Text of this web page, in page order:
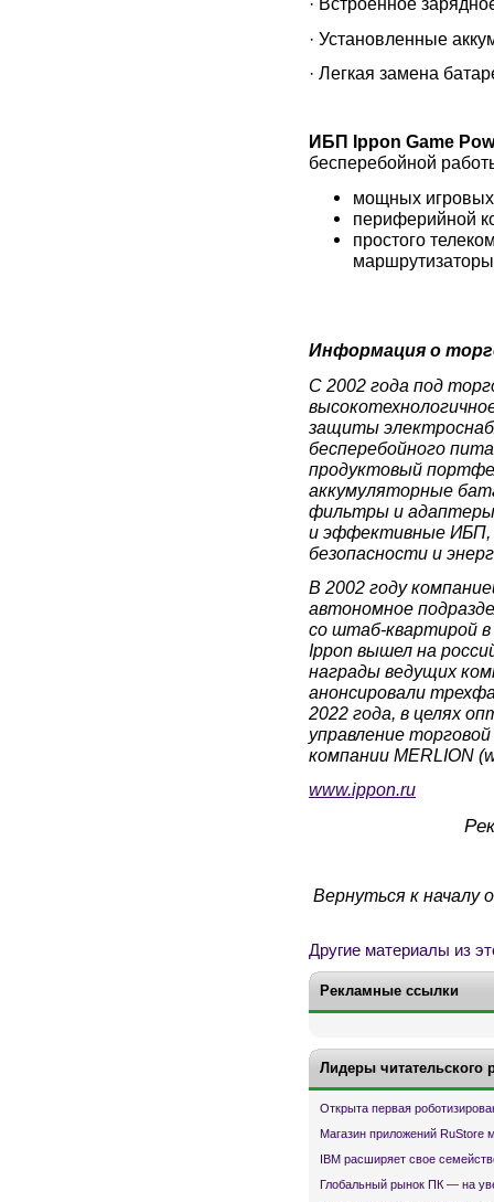
· Установленные
· Легкая замена
ИБП Ippon Game
бесперебойной
мощных игровых
периферийной
простого
Информация о
С 2002 года под
защиты
бесперебойного
продуктовый
аккумуляторные
фильтры и адаптеры
и эффективные ИБП,
безопасности и
В 2002 году
автономное
со штаб-квартирой
Ippon вышел на
награды ведущих
анонсировали
2022 года, в целях
управление
компании MERLION
www.ippon.ru
Вернуться к началу
Другие материалы из
Рекламные ссылки
Лидеры читательского
Открыта первая
Магазин приложений RuStore
IBM расширяет свое
Глобальный рынок ПК — на